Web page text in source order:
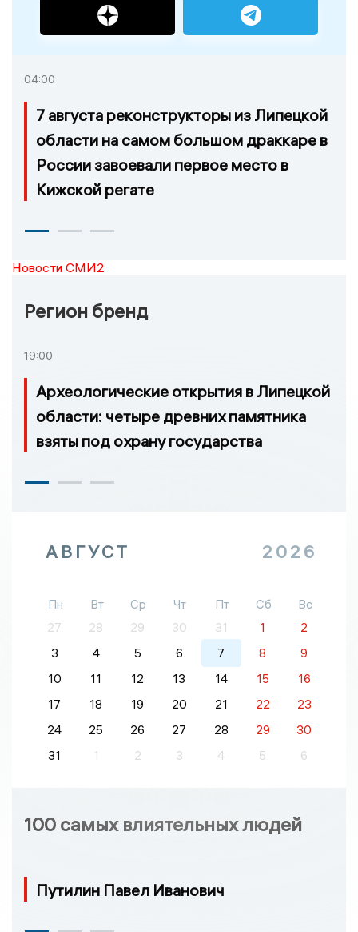
04:00
7 августа реконструкторы из Липецкой
области на самом большом драккаре в
России завоевали первое место в
Кижской регате
Новости СМИ2
Регион бренд
19:00
Археологические открытия в Липецкой
области: четыре древних памятника
взяты под охрану государства
АВГУСТ 2026
Пн Вт Ср Чт Пт Сб
Вс
27
28 29 30 31 1
2
3
4 5 6 7 8
9
10
11 12 13 14 15
16
17
18 19 20 21 22
23
24
25 26 27 28 29
30
31
1 2 3 4 5 6
100 самых влиятельных людей
Путилин Павел Иванович